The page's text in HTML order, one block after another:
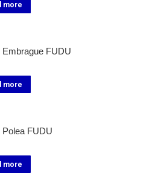
more
Embrague FUDU
more
Polea FUDU
more